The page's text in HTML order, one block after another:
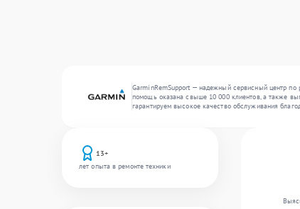
GarminRemSupport — надежный сервисный центр
помощь оказана свыше 10 000 клиентов, а также
гарантируем высокое качество обслуживания
13+
лет опыта в ремонте техники